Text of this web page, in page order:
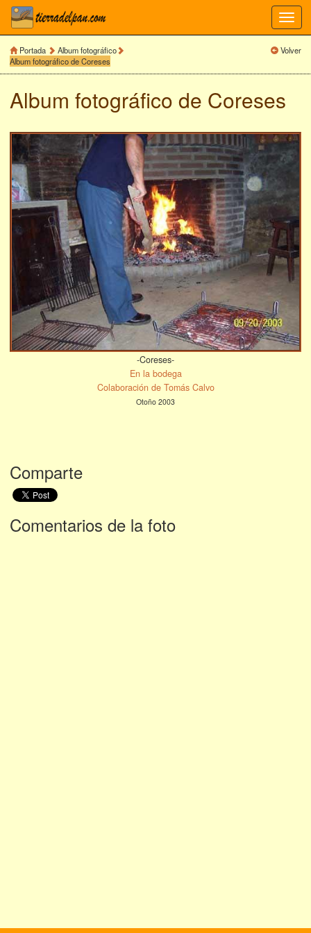
Portada
Album fotográfico
Album fotográfico de Coreses
Volver
Album fotográfico de Coreses
-Coreses-
En la bodega
Colaboración de Tomás Calvo
Otoño 2003
Comparte
Comentarios de la foto